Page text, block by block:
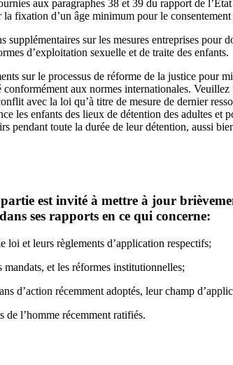
aux paragraphes 38 et 39 du rapport de
fixation d’un âge minimum pour le
sur les mesures entreprises pour
d’exploitation sexuelle et de traite des enfants.
sur le processus de réforme de la justice pour
conformément aux normes internationales.
avec la loi qu’à titre de mesure de dernier
les enfants des lieux de détention des adultes et
pendant toute la durée de leur détention, aussi
est invité à mettre à jour
ses rapports en ce qui concerne:
loi et leurs règlements d’application respectifs;
et les réformes institutionnelles;
d’action récemment adoptés, leur champ
l’homme récemment ratifiés.